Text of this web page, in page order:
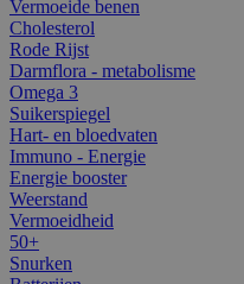
Vermoeide benen
Cholesterol
Rode Rijst
Darmflora - metabolisme
Omega 3
Suikerspiegel
Hart- en bloedvaten
Immuno - Energie
Energie booster
Weerstand
Vermoeidheid
50+
Snurken